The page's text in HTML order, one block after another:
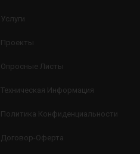
Услуги
Проекты
Опросные Листы
Техническая Информация
Политика Конфиденциальности
Договор-Оферта